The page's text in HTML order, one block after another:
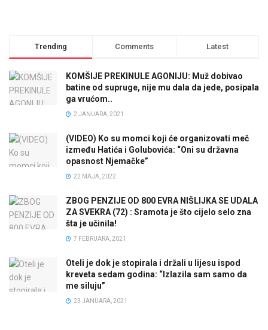
Trending Comments Latest
KOMŠIJE PREKINULE AGONIJU: Muž dobivao
batine od supruge, nije mu dala da jede, posipala
ga vrućom..
2 JANUARA, 2021
(VIDEO) Ko su momci koji će organizovati meč
između Hatića i Golubovića: “Oni su državna
opasnost Njemačke”
22 MAJA, 2022
ZBOG PENZIJE OD 800 EVRA NIŠLIJKA SE UDALA
ZA SVEKRA (72) : Sramota je što cijelo selo zna
šta je učinila!
7 FEBRUARA, 2021
Oteli je dok je stopirala i držali u lijesu ispod
kreveta sedam godina: “Izlazila sam samo da
me siluju”
23 JANUARA, 2021